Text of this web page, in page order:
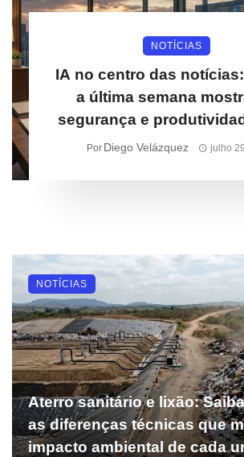
NOTÍCIAS
IA no centro das
a última semana
segurança e
prioridades para
Por Diego Velázquez julho
Aterro sanitário e lixão:
as diferenças técnicas que
impacto ambiental de cada
NOTÍCIAS